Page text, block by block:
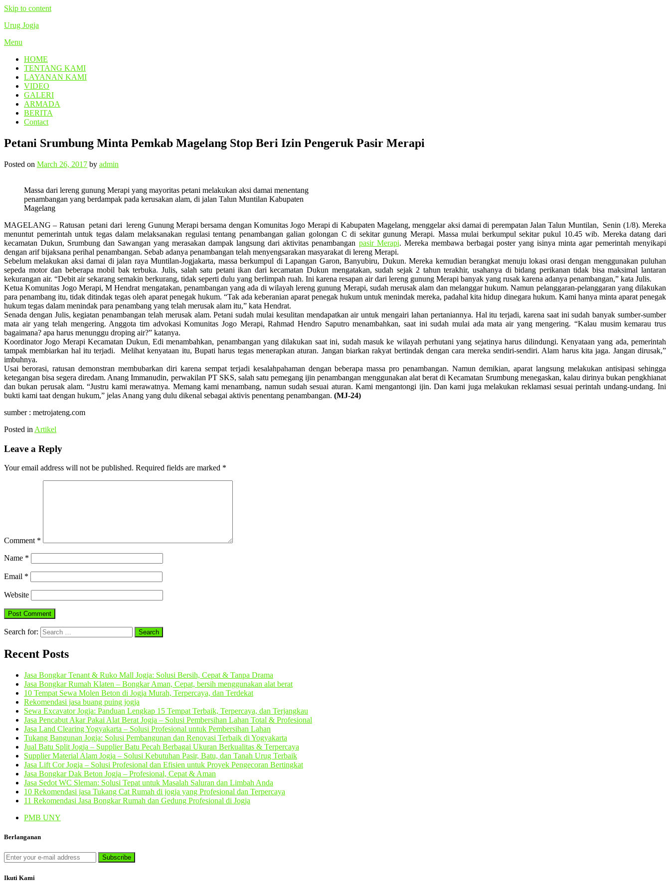
Skip to content
Urug Jogja
Menu
HOME
TENTANG KAMI
LAYANAN KAMI
VIDEO
GALERI
ARMADA
BERITA
Contact
Petani Srumbung Minta Pemkab Magelang Stop Beri Izin Pengeruk Pasir Merapi
Posted on March 26, 2017 by admin
Massa dari lereng gunung Merapi yang mayoritas petani melakukan aksi damai menentang
penambangan yang berdampak pada kerusakan alam, di jalan Talun Muntilan Kabupaten
Magelang
MAGELANG – Ratusan petani dari lereng Gunung Merapi bersama dengan Komunitas Jogo Merapi di Kabupaten Magelang, menggelar aksi damai di perempatan Jalan Talun Muntilan, Senin (1/8). Mereka
menuntut pemerintah untuk tegas dalam melaksanakan regulasi tentang penambangan galian golongan C di sekitar gunung Merapi. Massa mulai berkumpul sekitar pukul 10.45 wib. Mereka datang dari
kecamatan Dukun, Srumbung dan Sawangan yang merasakan dampak langsung dari aktivitas penambangan pasir Merapi. Mereka membawa berbagai poster yang isinya minta agar pemerintah menyikapi
dengan arif bijaksana perihal penambangan. Sebab adanya penambangan telah menyengsarakan masyarakat di lereng Merapi.
Sebelum melakukan aksi damai di jalan raya Muntilan-Jogjakarta, massa berkumpul di Lapangan Garon, Banyubiru, Dukun. Mereka kemudian berangkat menuju lokasi orasi dengan menggunakan puluhan
sepeda motor dan beberapa mobil bak terbuka. Julis, salah satu petani ikan dari kecamatan Dukun mengatakan, sudah sejak 2 tahun terakhir, usahanya di bidang perikanan tidak bisa maksimal lantaran
kekurangan air. “Debit air sekarang semakin berkurang, tidak seperti dulu yang berlimpah ruah. Ini karena resapan air dari lereng gunung Merapi banyak yang rusak karena adanya penambangan,” kata Julis.
Ketua Komunitas Jogo Merapi, M Hendrat mengatakan, penambangan yang ada di wilayah lereng gunung Merapi, sudah merusak alam dan melanggar hukum. Namun pelanggaran-pelanggaran yang dilakukan
para penambang itu, tidak ditindak tegas oleh aparat penegak hukum. “Tak ada keberanian aparat penegak hukum untuk menindak mereka, padahal kita hidup dinegara hukum. Kami hanya minta aparat penegak
hukum tegas dalam menindak para penambang yang telah merusak alam itu,” kata Hendrat.
Senada dengan Julis, kegiatan penambangan telah merusak alam. Petani sudah mulai kesulitan mendapatkan air untuk mengairi lahan pertaniannya. Hal itu terjadi, karena saat ini sudah banyak sumber-sumber
mata air yang telah mengering. Anggota tim advokasi Komunitas Jogo Merapi, Rahmad Hendro Saputro menambahkan, saat ini sudah mulai ada mata air yang mengering. “Kalau musim kemarau trus
bagaimana? apa harus menunggu droping air?” katanya.
Koordinator Jogo Merapi Kecamatan Dukun, Edi menambahkan, penambangan yang dilakukan saat ini, sudah masuk ke wilayah perhutani yang sejatinya harus dilindungi. Kenyataan yang ada, pemerintah
tampak membiarkan hal itu terjadi. Melihat kenyataan itu, Bupati harus tegas menerapkan aturan. Jangan biarkan rakyat bertindak dengan cara mereka sendiri-sendiri. Alam harus kita jaga. Jangan dirusak,”
imbuhnya.
Usai berorasi, ratusan demonstran membubarkan diri karena sempat terjadi kesalahpahaman dengan beberapa massa pro penambangan. Namun demikian, aparat langsung melakukan antisipasi sehingga
ketegangan bisa segera diredam. Anang Immanudin, perwakilan PT SKS, salah satu pemegang ijin penambangan menggunakan alat berat di Kecamatan Srumbung menegaskan, kalau dirinya bukan pengkhianat
dan bukan perusak alam. “Justru kami merawatnya. Memang kami menambang, namun sudah sesuai aturan. Kami mengantongi ijin. Dan kami juga melakukan reklamasi sesuai perintah undang-undang. Ini
bukti kami taat dengan hukum,” jelas Anang yang dulu dikenal sebagai aktivis penentang penambangan. (MJ-24)
sumber : metrojateng.com
Posted in Artikel
Leave a Reply
Your email address will not be published. Required fields are marked *
Comment *
Name *
Email *
Website
Search for:
Recent Posts
Jasa Bongkar Tenant & Ruko Mall Jogja: Solusi Bersih, Cepat & Tanpa Drama
Jasa Bongkar Rumah Klaten – Bongkar Aman, Cepat, bersih menggunakan alat berat
10 Tempat Sewa Molen Beton di Jogja Murah, Terpercaya, dan Terdekat
Rekomendasi jasa buang puing jogja
Sewa Excavator Jogja: Panduan Lengkap 15 Tempat Terbaik, Terpercaya, dan Terjangkau
Jasa Pencabut Akar Pakai Alat Berat Jogja – Solusi Pembersihan Lahan Total & Profesional
Jasa Land Clearing Yogyakarta – Solusi Profesional untuk Pembersihan Lahan
Tukang Bangunan Jogja: Solusi Pembangunan dan Renovasi Terbaik di Yogyakarta
Jual Batu Split Jogja – Supplier Batu Pecah Berbagai Ukuran Berkualitas & Terpercaya
Supplier Material Alam Jogja – Solusi Kebutuhan Pasir, Batu, dan Tanah Urug Terbaik
Jasa Lift Cor Jogja – Solusi Profesional dan Efisien untuk Proyek Pengecoran Bertingkat
Jasa Bongkar Dak Beton Jogja – Profesional, Cepat & Aman
Jasa Sedot WC Sleman: Solusi Tepat untuk Masalah Saluran dan Limbah Anda
10 Rekomendasi jasa Tukang Cat Rumah di jogja yang Profesional dan Terpercaya
11 Rekomendasi Jasa Bongkar Rumah dan Gedung Profesional di Jogja
PMB UNY
Berlanganan
Ikuti Kami